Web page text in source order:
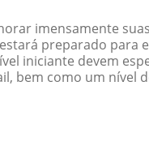
imensamente
preparado
iniciante devem
bem como um nível